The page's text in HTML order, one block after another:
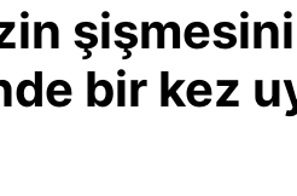
bir kez